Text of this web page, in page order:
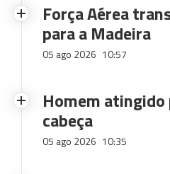
Força Aérea
para a Madeira
05 ago 2026 10:57
Homem
cabeça
05 ago 2026 10:35